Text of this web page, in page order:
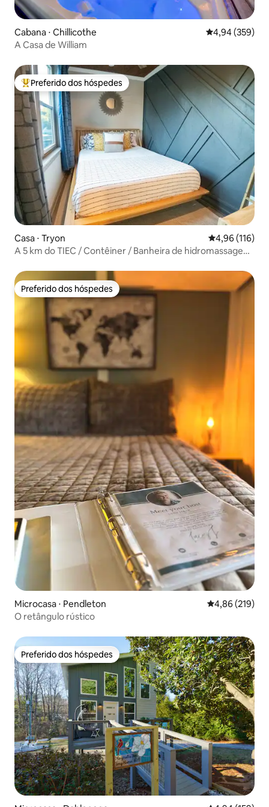
Cabana ⋅ Chillicothe 4,94 de uma
4,94 (359)
A Casa de William
Entre os melhores preferidos dos hóspedes
Preferido dos hóspedes
Casa ⋅ Tryon 4,96 de uma
4,96 (116)
A 5 km do TIEC / Contêiner / Banheira de hidromassagem
Preferido dos hóspedes
Preferido dos hóspedes
Microcasa ⋅ Pendleton 4,86 de uma
4,86 (219)
O retângulo rústico
Preferido dos hóspedes
Preferido dos hóspedes